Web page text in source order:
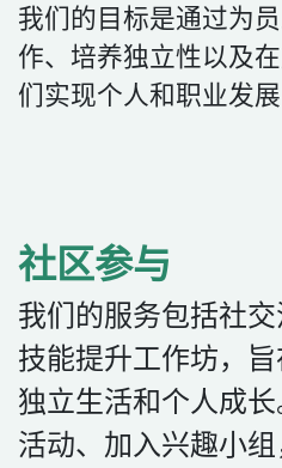
我们的目标是通过为
作、培养独立性以及
们实现个人和职业发
社区参与
我们的服务包括社
技能提升工作坊，旨
独立生活和个人成
活动、加入兴趣小